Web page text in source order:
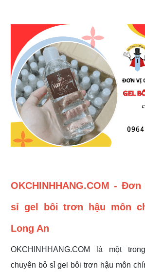
OKCHINHHANG.COM -
sỉ gel bôi trơn hậu môn
Long An
OKCHINHHANG.COM là một
chuyên bỏ sỉ gel bôi trơn hậu môn